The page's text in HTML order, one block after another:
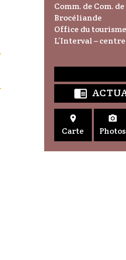
Comm. de Com. de
Brocéliande
Office du tourisme
L’Interval –


Carte

Photos